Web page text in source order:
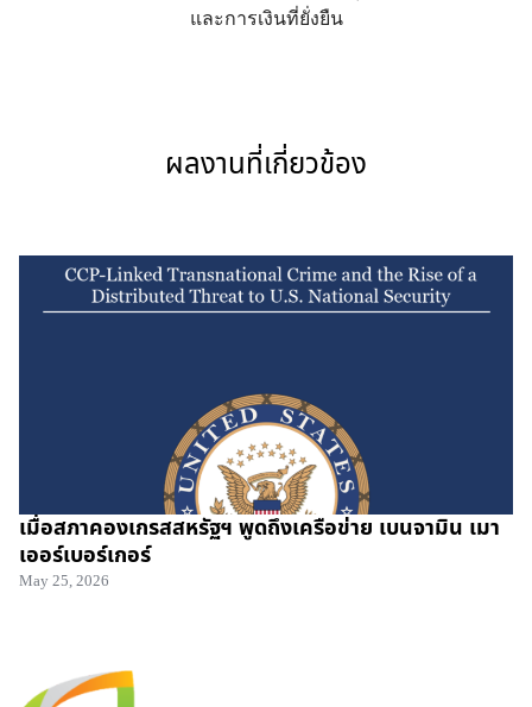
และการเงินที่ยั่งยืน
ผลงานที่เกี่ยวข้อง
เมื่อสภาคองเกรสสหรัฐฯ พูดถึงเครือข่าย เบนจามิน เมา
เออร์เบอร์เกอร์
May 25, 2026